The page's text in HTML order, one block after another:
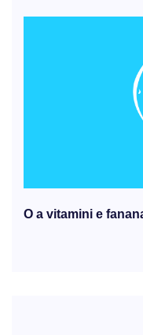
O a vitamini e